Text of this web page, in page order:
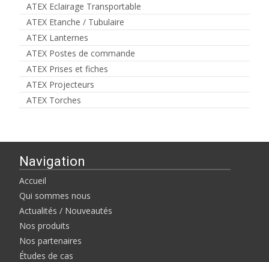
ATEX Eclairage Transportable
ATEX Etanche / Tubulaire
ATEX Lanternes
ATEX Postes de commande
ATEX Prises et fiches
ATEX Projecteurs
ATEX Torches
Navigation
Accueil
Qui sommes nous
Actualités / Nouveautés
Nos produits
Nos partenaires
Études de cas